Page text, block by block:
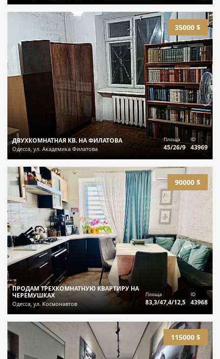
35000 $
ДВУХКОМНАТНАЯ КВ. НА ФИЛАТОВА
Одесса, ул. Академика Филатова
Площа
45/26/9
ID
43969
90000 $
ПРОДАМ ТРЕХКОМНАТНУЮ КВАРТИРУ НА
ЧЕРЕМУШКАХ
Одесса, ул. Космонавтов
Площа
83,3/47,4/12,5
ID
43968
115000 $